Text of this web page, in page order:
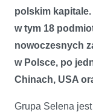
polskim kapitale.
w tym 18
nowoczesnych
w Polsce, po
Chinach, USA
Grupa Selena